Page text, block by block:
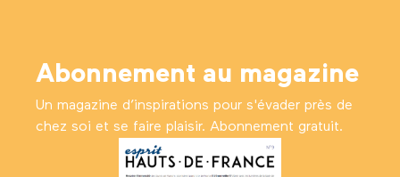
Abonnement au magazine
Un magazine d’inspirations pour s'évader près de
chez soi et se faire plaisir. Abonnement gratuit.